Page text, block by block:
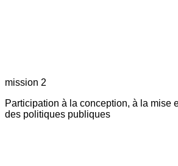
mission 2
Participation à la conception, à la mise
des politiques publiques